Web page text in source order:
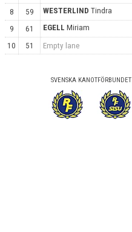
8
59 WESTERLIND Tindra
9
61 EGELL Miriam
10
51 Empty lane
SVENSKA KANOTFÖRBUNDET